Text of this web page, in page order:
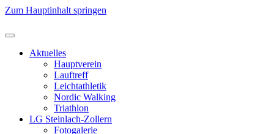
Zum Hauptinhalt springen
Aktuelles
Hauptverein
Lauftreff
Leichtathletik
Nordic Walking
Triathlon
LG Steinlach-Zollern
Fotogalerie